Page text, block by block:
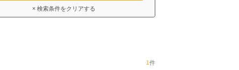
× 検索条件をクリアする
1件